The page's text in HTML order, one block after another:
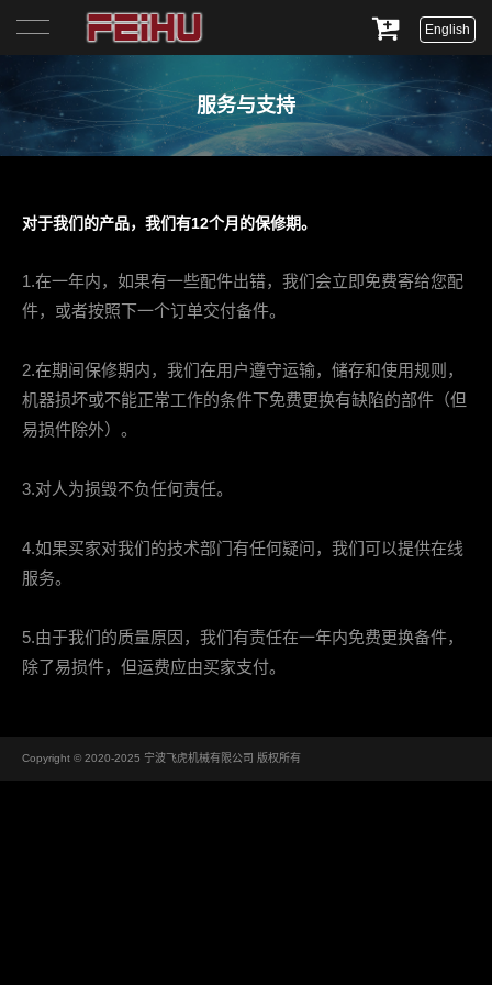
English
服务与支持
对于我们的产品，我们有12个月的保修期。
1.在一年内，如果有一些配件出错，我们会立即免费寄给您配
件，或者按照下一个订单交付备件。
2.在期间保修期内，我们在用户遵守运输，储存和使用规则，
机器损坏或不能正常工作的条件下免费更换有缺陷的部件（但
易损件除外）。
3.对人为损毁不负任何责任。
4.如果买家对我们的技术部门有任何疑问，我们可以提供在线
服务。
5.由于我们的质量原因，我们有责任在一年内免费更换备件，
除了易损件，但运费应由买家支付。
Copyright © 2020-2025 宁波飞虎机械有限公司 版权所有
首页
关于我们
新闻资讯